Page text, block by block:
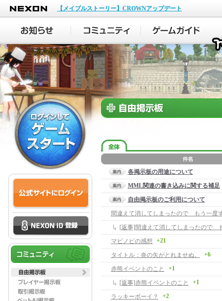
NEXON
【メイプルストーリー】CROWNアップデート
各掲示板の用途について
MML関連の書き込みに関する補足
自由掲示板のご利用について
間違えて消してしまったので もう一度
マビノビの感想 +21
タイトル：炎の矢がとれませぬ。 +6
赤熊イベントのこと +1
[返事]赤熊イベントのこと +1
ラッキーボーイ？ +2